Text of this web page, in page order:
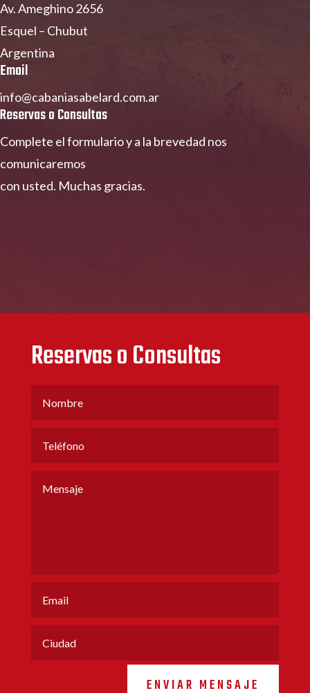
Av. Ameghino 2656
Esquel – Chubut
Argentina
Email
info@cabaniasabelard.com.ar
Reservas o Consultas
Complete el formulario y a la brevedad nos
comunicaremos
con usted. Muchas gracias.
Reservas o Consultas
ENVIAR MENSAJE